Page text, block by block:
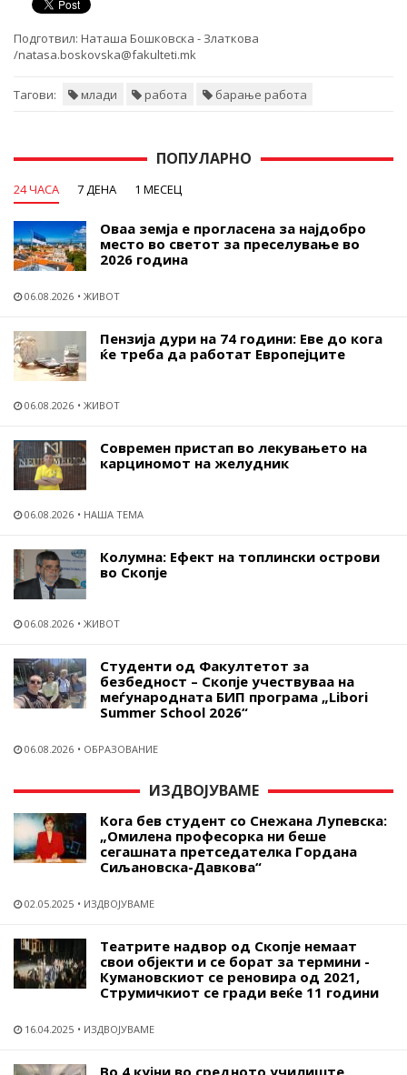
Подготвил: Наташа Бошковска - Златкова
/natasa.boskovska@fakulteti.mk
Тагови: млади работа барање работа
ПОПУЛАРНО
24 ЧАСА 7 ДЕНА 1 МЕСЕЦ
Оваа земја е прогласена за најдобро
место во светот за преселување во
2026 година
06.08.2026 ЖИВОТ
Пензија дури на 74 години: Еве до кога
ќе треба да работат Европејците
06.08.2026 ЖИВОТ
Современ пристап во лекувањето на
карциномот на желудник
06.08.2026 НАША ТЕМА
Колумна: Ефект на топлински острови
во Скопје
06.08.2026 ЖИВОТ
Студенти од Факултетот за
безбедност – Скопје учествуваа на
меѓународната БИП програма „Libori
Summer School 2026“
06.08.2026 ОБРАЗОВАНИЕ
ИЗДВОЈУВАМЕ
Кога бев студент со Снежана Лупевска:
„Омилена професорка ни беше
сегашната претседателка Гордана
Сиљановска-Давкова“
02.05.2025 ИЗДВОЈУВАМЕ
Театрите надвор од Скопје немаат
свои објекти и се борат за термини -
Кумановскиот се реновира од 2021,
Струмичкиот се гради веќе 11 години
16.04.2025 ИЗДВОЈУВАМЕ